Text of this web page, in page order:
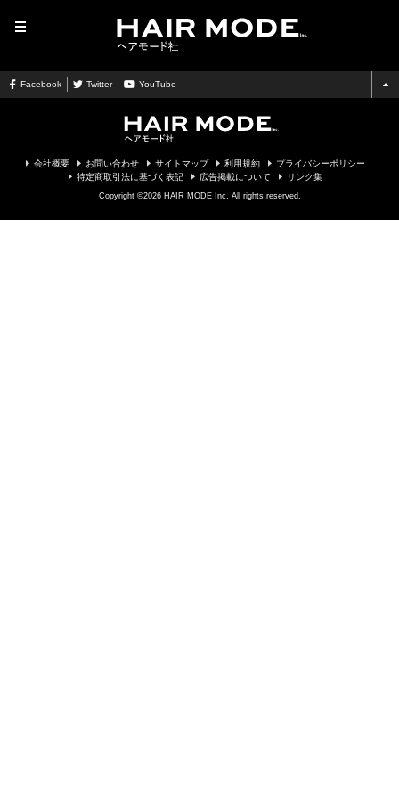
Facebook Twitter YouTube
会社概要 お問い合わせ サイトマップ 利用規約
プライバシーポリシー
特定商取引法に基づく表記
広告掲載について リンク集
Copyright ©2026 HAIR MODE Inc. All rights reserved.